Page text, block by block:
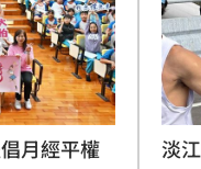
祭20萬元懸賞
遊客正面迎煞 23:21
下1驚人紀錄 23:18
提倡月經平權 淡